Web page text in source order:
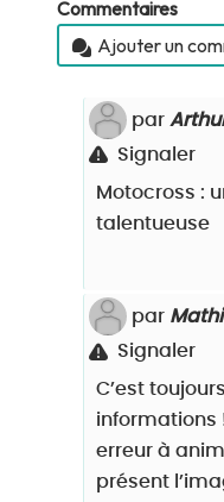
Commentaires
Ajouter un
par
Signaler
Motocross :
talentueuse
par
Signaler
C’est
informations
erreur à
présent